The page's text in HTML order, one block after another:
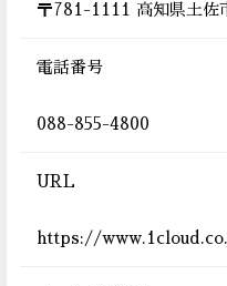
〒781-1111 高知県土佐
電話番号
088-855-4800
URL
https://